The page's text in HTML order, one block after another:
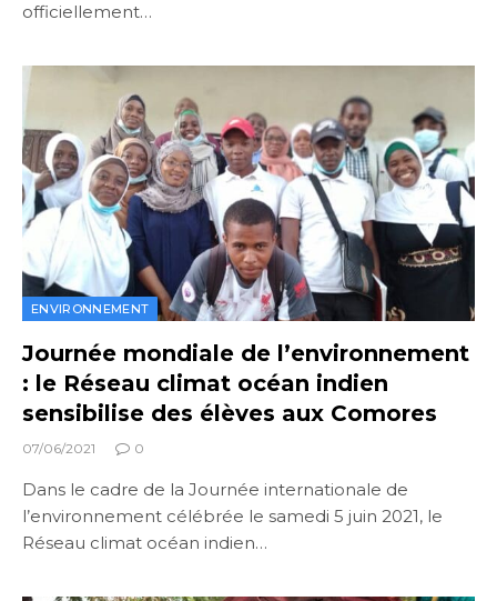
officiellement…
ENVIRONNEMENT
Journée mondiale de l’environnement
: le Réseau climat océan indien
sensibilise des élèves aux Comores
07/06/2021 0
Dans le cadre de la Journée internationale de
l’environnement célébrée le samedi 5 juin 2021, le
Réseau climat océan indien…